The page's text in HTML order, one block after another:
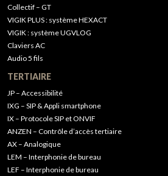
Collectif – GT
VIGIK PLUS : système HEXACT
VIGIK : système UGVLOG
Claviers AC
Audio 5 fils
TERTIAIRE
JP – Accessibilité
IXG – SIP & Appli smartphone
IX – Protocole SIP et ONVIF
ANZEN – Contrôle d’accès tertiaire
AX – Analogique
LEM – Interphonie de bureau
LEF – Interphonie de bureau